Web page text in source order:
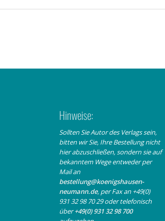
Hinweise:
Sollten Sie Autor des Verlags sein,
bitten wir Sie, Ihre Bestellung nicht
hier abzuschließen, sondern sie auf
bekanntem Wege entweder per
Mail an
bestellung@koenigshausen-
neumann.de, per Fax an +49(0)
931 32 98 70 29 oder telefonisch
über+49(0) 931 32 98 700